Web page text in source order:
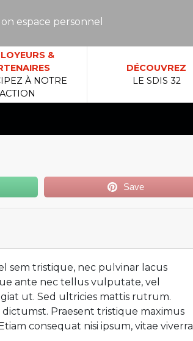
espace personnel
&
À NOTRE
ACTION
DÉCOUVREZ
LE SDIS 32
Save
sem tristique, nec pulvinar lacus
ante nec tellus vulputate, vel
ut. Sed ultricies mattis rutrum.
Praesent tristique maximus
consequat nisi ipsum, vitae viverra